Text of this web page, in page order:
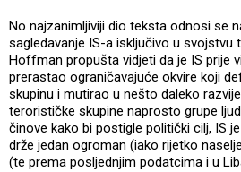
No najzanimljiviji dio teksta odnosi se
sagledavanje IS-a isključivo u svojstvu
Hoffman propušta vidjeti da je IS prije
prerastao ograničavajuće okvire koji
skupinu i mutirao u nešto daleko
terorističke skupine naprosto grupe
činove kako bi postigle politički cilj, IS
drže jedan ogroman (iako rijetko
(te prema posljednjim podatcima i u